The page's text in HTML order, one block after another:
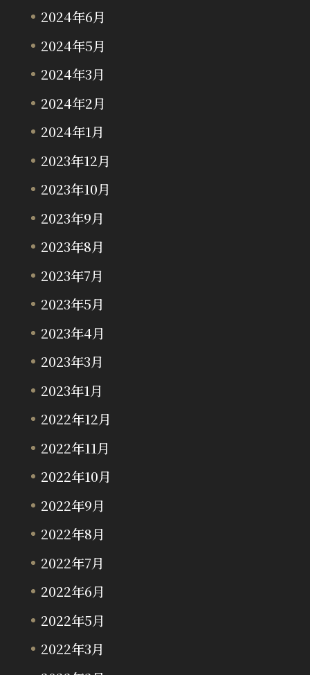
2024年6月
2024年5月
2024年3月
2024年2月
2024年1月
2023年12月
2023年10月
2023年9月
2023年8月
2023年7月
2023年5月
2023年4月
2023年3月
2023年1月
2022年12月
2022年11月
2022年10月
2022年9月
2022年8月
2022年7月
2022年6月
2022年5月
2022年3月